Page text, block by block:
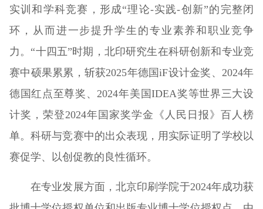
实训和学科竞赛，形成“理论-实践-创新”的完整闭
环，从而进一步提升学生的专业素养和职业竞争
力。“十四五”时期，北印研究生在科研创新和专业竞
赛中硕果累累，斩获2025年德国iF设计金奖、2024年
德国红点至尊奖、2024年美国IDEA奖等世界三大设
计奖，荣登2024年国家奖学金《人民日报》百人榜
单。科研与竞赛中的出众表现，用实际证明了学校以
赛促学、以创促教的良性循环。
在专业发展方面，北京印刷学院于2024年成功获